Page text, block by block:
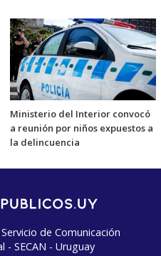
Ministerio del Interior convocó
a reunión por niños expuestos a
la delincuencia
de Comunicación
- SECAN - Uruguay